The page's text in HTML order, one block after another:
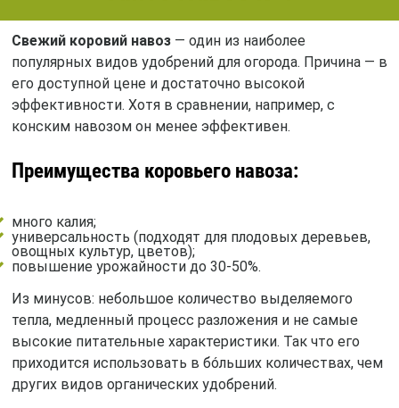
Свежий коровий навоз— один из наиболее
популярных видов удобрений для огорода. Причина — в
его доступной цене и достаточно высокой
эффективности. Хотя в сравнении, например, с
конским навозом он менее эффективен.
Преимущества коровьего навоза:
много калия;
универсальность (подходят для плодовых деревьев,
овощных культур, цветов);
повышение урожайности до 30-50%.
Из минусов: небольшое количество выделяемого
тепла, медленный процесс разложения и не самые
высокие питательные характеристики. Так что его
приходится использовать в бóльших количествах, чем
других видов органических удобрений.